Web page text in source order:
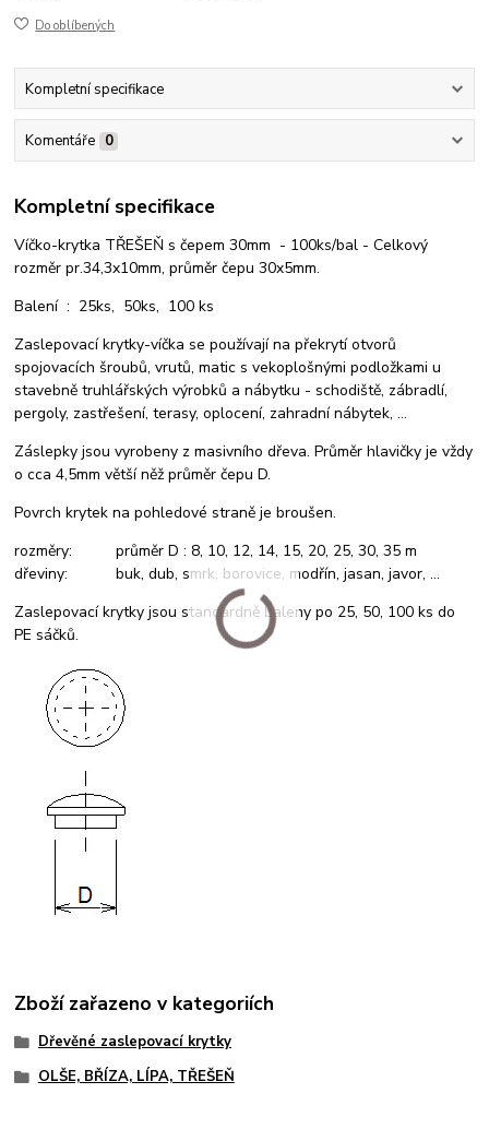
Do oblíbených
Kompletní specifikace
Komentáře 0
Kompletní specifikace
Víčko-krytka TŘEŠEŇ s čepem 30mm - 100ks/bal - Celkový
rozměr pr.34,3x10mm, průměr čepu 30x5mm.
Balení : 25ks, 50ks, 100 ks
Zaslepovací krytky-víčka se používají na překrytí otvorů
spojovacích šroubů, vrutů, matic s vekoplošnými podložkami u
stavebně truhlářských výrobků a nábytku - schodiště, zábradlí,
pergoly, zastřešení, terasy, oplocení, zahradní nábytek, ...
Záslepky jsou vyrobeny z masivního dřeva. Průměr hlavičky je vždy
o cca 4,5mm větší něž průměr čepu D.
Povrch krytek na pohledové straně je broušen.
rozměry: průměr D : 8, 10, 12, 14, 15, 20, 25, 30, 35 m
dřeviny: buk, dub, smrk, borovice, modřín, jasan, javor, ...
Zaslepovací krytky jsou standardně baleny po 25, 50, 100 ks do
PE sáčků.
Zboží zařazeno v kategoriích
Dřevěné zaslepovací krytky
OLŠE, BŘÍZA, LÍPA, TŘEŠEŇ